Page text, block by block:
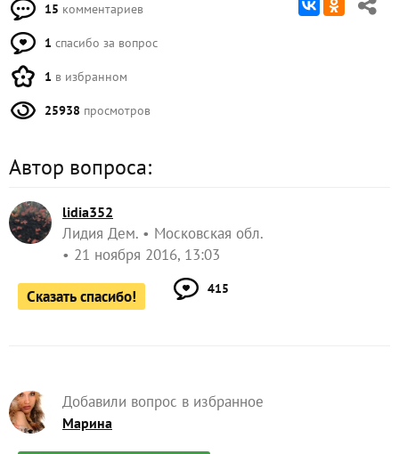
15 комментариев
1 спасибо за вопрос
1 в избранном
25938 просмотров
Автор вопроса:
lidia352
Лидия Дем.
Московская обл.
21 ноября 2016, 13:03
Сказать спасибо! 415
Добавили вопрос в избранное
Марина